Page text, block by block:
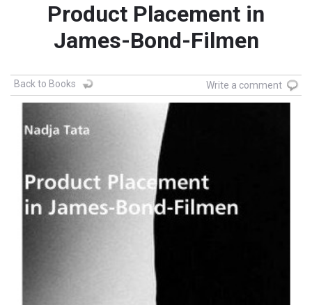
Product Placement in
James-Bond-Filmen
Back to Books Write a comment